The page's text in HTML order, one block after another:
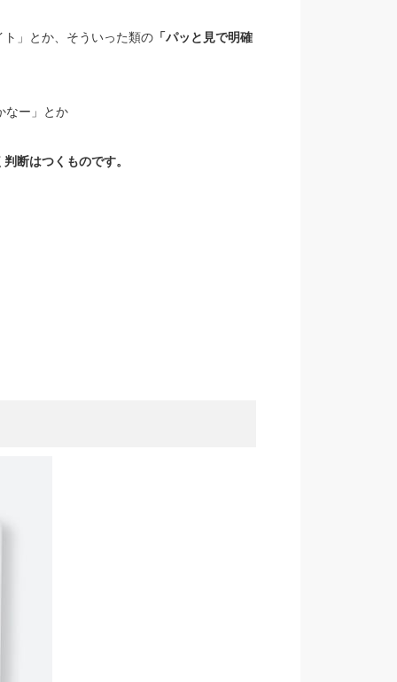
」とか、そういった類の「パッと見で明確
なー」とか
断はつくものです。